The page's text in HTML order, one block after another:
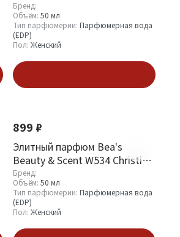
Dolce&Gabbana Light Blue
Woman
Бренд:
Объём: 50 мл
Тип парфюмерии: Парфюмерная вода
(EDP)
Пол: Женский
899 ₽
Элитный парфюм Bea's
Beauty & Scent W534 Christian
Dior Addict
Бренд:
Объём: 50 мл
Тип парфюмерии: Парфюмерная вода
(EDP)
Пол: Женский